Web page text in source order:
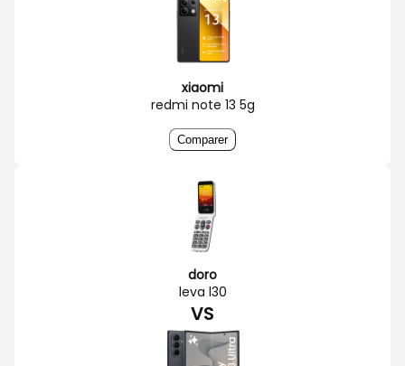
xiaomi
redmi note 13 5g
Comparer
doro
leva l30
VS